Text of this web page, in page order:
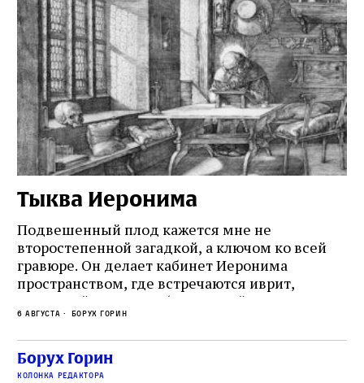
Тыква Иеронима
Подвешенный плод кажется мне не
второстепенной загадкой, а ключом ко всей
гравюре. Он делает кабинет Иеронима
пространством, где встречаются иврит,
греческий и латынь; буквальный смысл и
церковная традиция; филологическая
точность и понятность; переводчик,
убеждённый в необходимости исправления, и
читатель, воспринимающий исправление как
6 августа Борух Горин
Борух Горин
колонка редактора